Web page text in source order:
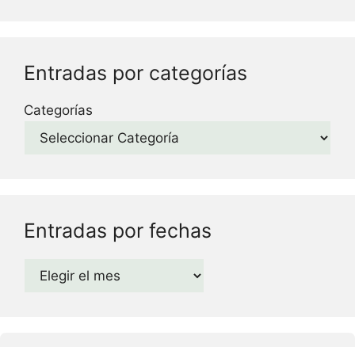
Entradas por categorías
Categorías
Entradas por fechas
Archivos